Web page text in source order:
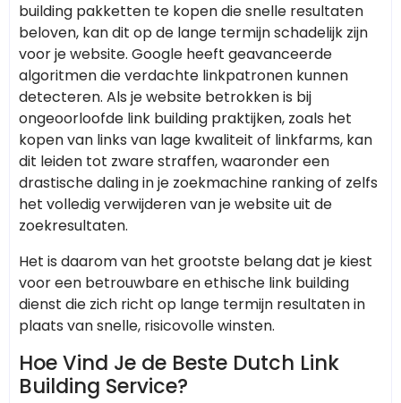
building pakketten te kopen die snelle resultaten
beloven, kan dit op de lange termijn schadelijk zijn
voor je website. Google heeft geavanceerde
algoritmen die verdachte linkpatronen kunnen
detecteren. Als je website betrokken is bij
ongeoorloofde link building praktijken, zoals het
kopen van links van lage kwaliteit of linkfarms, kan
dit leiden tot zware straffen, waaronder een
drastische daling in je zoekmachine ranking of zelfs
het volledig verwijderen van je website uit de
zoekresultaten.
Het is daarom van het grootste belang dat je kiest
voor een betrouwbare en ethische link building
dienst die zich richt op lange termijn resultaten in
plaats van snelle, risicovolle winsten.
Hoe Vind Je de Beste Dutch Link
Building Service?